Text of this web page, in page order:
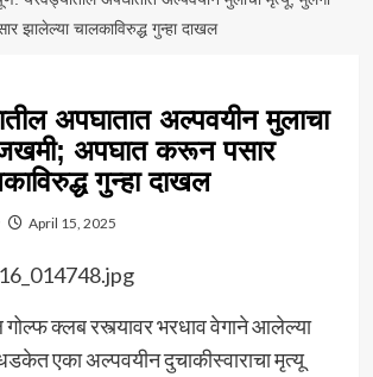
झालेल्या चालकाविरुद्ध गुन्हा दाखल
अपघातात अल्पवयीन मुलाचा
अपघात करून पसार
गुन्हा दाखल
April 15, 2025
क्लब रस्त्यावर भरधाव वेगाने आलेल्या
एका अल्पवयीन दुचाकीस्वाराचा मृत्यू